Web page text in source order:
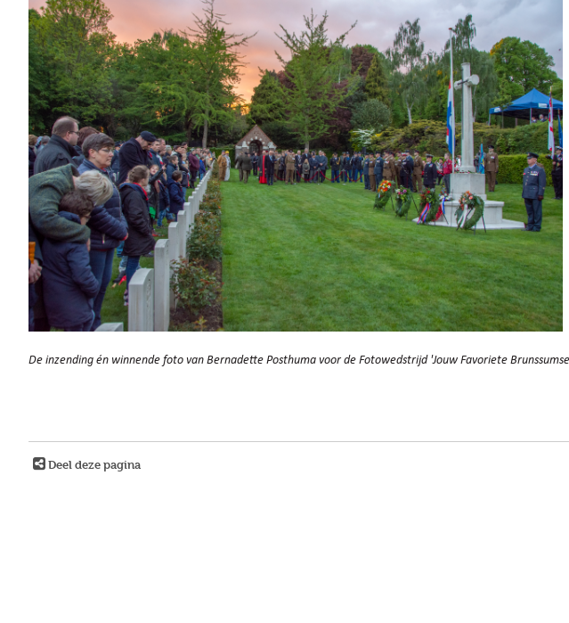
De inzending én winnende foto van Bernadette Posthuma voor de Fotowedstrijd 'Jouw Favoriete
Deel deze pagina